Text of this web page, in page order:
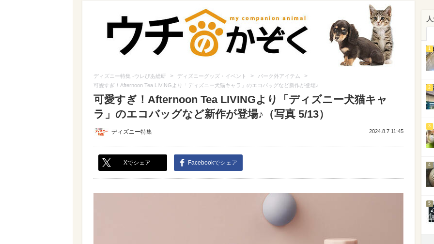
ディズニー特集 -ウレぴあ総研 > ディズニーグッズ・イベント > パーク外アイテム >
可愛すぎ！Afternoon Tea LIVINGより「ディズニー犬猫キャラ」のエコバッグなど新作が登場♪
可愛すぎ！Afternoon Tea LIVINGより「ディズニー犬猫キャ
ラ」のエコバッグなど新作が登場♪（写真 5/13）
ディズニー特集 2024.8.7 11:45
Xでシェア Facebookでシェア
1
2
3
4
5